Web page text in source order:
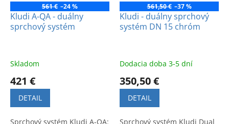
561 € –24 %
Kludi A-QA - duálny
sprchový systém
Skladom
421 €
DETAIL
Sprchový systém Kludi A-QA:
561,50 € –37 %
Kludi - duálny sprchový
systém DN 15 chróm
Dodacia doba 3-5 dní
350,50 €
DETAIL
Sprchový systém Kludi Dual